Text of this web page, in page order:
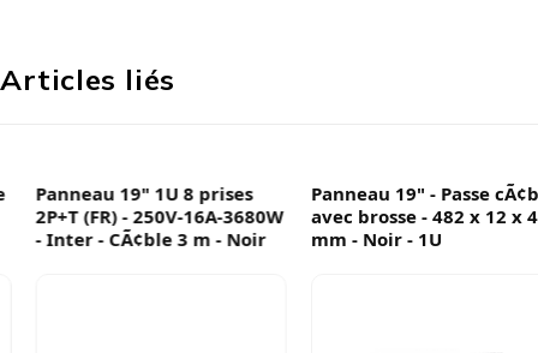
Articles liés
Panneau 19" 1U 8 prises
2P+T (FR) - 250V-16A-3680W
- Inter - CÃ¢ble 3 m - Noir
Panneau 19" - Passe cÃ¢ble
avec brosse - 482 x 12 x 44
mm - Noir - 1U